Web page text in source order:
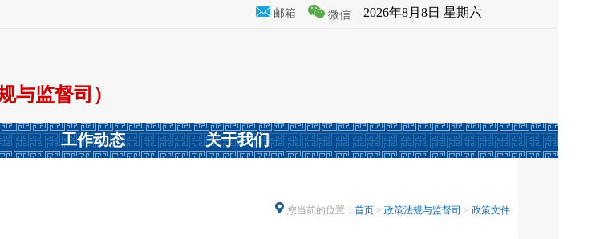
邮箱 微信 2026年8月8日 星期六
与监督司）
工作动态 关于我们
您当前的位置： 首页 > 政策法规与监督司 > 政策文件